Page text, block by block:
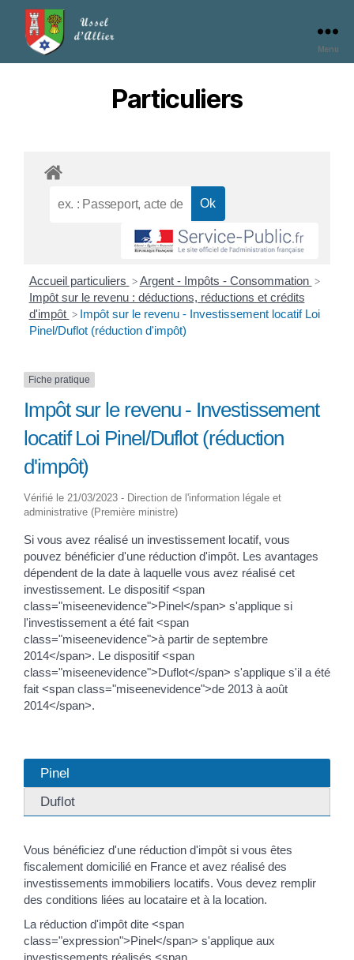
Menu
Particuliers
Accueil particuliers > Argent - Impôts - Consommation >
Impôt sur le revenu : déductions, réductions et crédits
d'impôt > Impôt sur le revenu - Investissement locatif Loi
Pinel/Duflot (réduction d'impôt)
Fiche pratique
Impôt sur le revenu - Investissement
locatif Loi Pinel/Duflot (réduction
d'impôt)
Vérifié le 21/03/2023 - Direction de l'information légale et
administrative (Première ministre)
Si vous avez réalisé un investissement locatif, vous
pouvez bénéficier d'une réduction d'impôt. Les avantages
dépendent de la date à laquelle vous avez réalisé cet
investissement. Le dispositif <span
class="miseenevidence">Pinel</span> s'applique si
l'investissement a été fait <span
class="miseenevidence">à partir de septembre
2014</span>. Le dispositif <span
class="miseenevidence">Duflot</span> s'applique s'il a été
fait <span class="miseenevidence">de 2013 à août
2014</span>.
Pinel
Duflot
Vous bénéficiez d'une réduction d'impôt si vous êtes
fiscalement domicilié en France et avez réalisé des
investissements immobiliers locatifs. Vous devez remplir
des conditions liées au locataire et à la location.
La réduction d'impôt dite <span
class="expression">Pinel</span> s'applique aux